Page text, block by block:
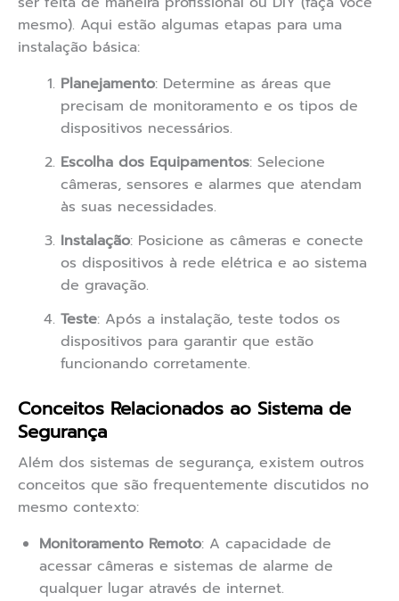
mesmo). Aqui estão algumas etapas para uma
instalação básica:
Planejamento: Determine as áreas que
precisam de monitoramento e os tipos de
dispositivos necessários.
Escolha dos Equipamentos: Selecione
câmeras, sensores e alarmes que atendam
às suas necessidades.
Instalação: Posicione as câmeras e conecte
os dispositivos à rede elétrica e ao sistema
de gravação.
Teste: Após a instalação, teste todos os
dispositivos para garantir que estão
funcionando corretamente.
Conceitos Relacionados ao Sistema de
Segurança
Além dos sistemas de segurança, existem outros
conceitos que são frequentemente discutidos no
mesmo contexto:
Monitoramento Remoto: A capacidade de
acessar câmeras e sistemas de alarme de
qualquer lugar através de internet.